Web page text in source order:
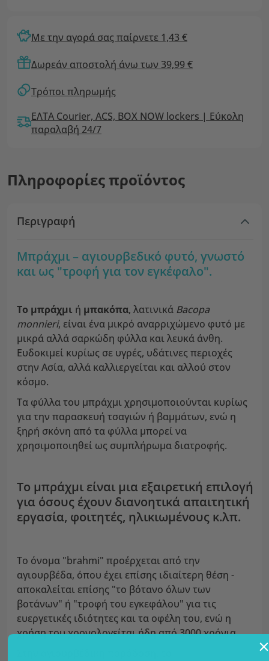
Με την αγορά σας παίρνετε 1,43 €
Δωρεάν αποστολή άνω των 39,99 €
Τρόποι πληρωμής
ΕΛΤΑ Courier, ACS, BOX NOW lockers | Εύκολη
παραλαβή 24/7
Πληροφορίες προϊόντος
Περιγραφή
Μπράχμι – αγιουρβεδικό φυτό, γνωστό
και ως "τροφή για τον εγκέφαλο".
Το μπράχμι ή μπακόπα, λατινικά Bacopa
monnieri, είναι ένα μικρό αναρριχώμενο φυτό με
μικρά αλλά σαρκώδη φύλλα και λευκά άνθη.
Ευδοκιμεί κυρίως σε υγρές, υδάτινες περιοχές
στην Ασία, αλλά καλλιεργείται και αλλού στον
κόσμο.
Τα φύλλα του μπράχμι χρησιμοποιούνται κυρίως
για την παρασκευή τσαγιών ή βαμμάτων, ενώ η
ξηρή σκόνη από τα φύλλα μπορεί να
χρησιμοποιηθεί ως συμπλήρωμα διατροφής.
Το μπράχμι είναι μια εξαιρετική επιλογή
για όσους έχουν διανοητικά απαιτητική
εργασία, φοιτητές, ηλικιωμένους κ.λπ.
Το όνομα "brahmi" προέρχεται από την
αγιουρβέδα, όπου έχει επίσης ιδιαίτερη θέση -
αποκαλείται επίσης "το βότανο όλων των
βοτάνων" ή "τροφή του εγκεφάλου" για τις
ευεργετικές ιδιότητες και τα οφέλη του, ενώ η
χρήση του χρονολογείται ήδη από 3000 χρόνια.